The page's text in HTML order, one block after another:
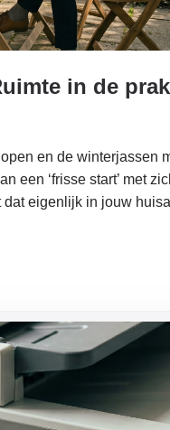
in de
en de winterjassen
een ‘frisse start’ met
eigenlijk in jouw